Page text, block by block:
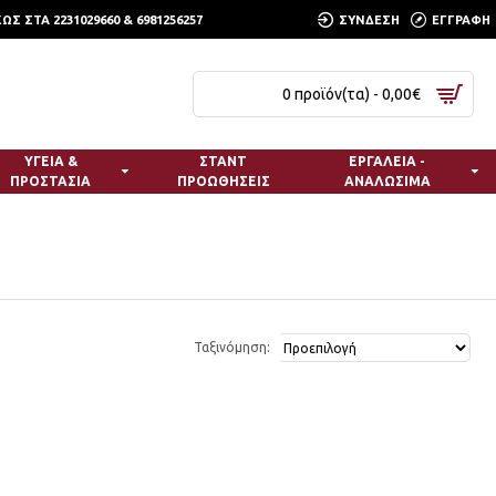
2231029660 & 6981256257 ΣΥΝΔΕΣΗ ΕΓΓΡΑΦΗ
0 προϊόν(τα) - 0,00€
ΥΓΕΙΑ &
ΠΡΟΣΤΑΣΙΑ
ΣΤΑΝΤ
ΠΡΟΩΘΗΣΕΙΣ
ΕΡΓΑΛΕΙΑ -
ΑΝΑΛΩΣΙΜΑ
Ταξινόμηση: